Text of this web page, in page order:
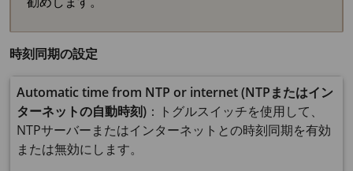
時刻同期の設定
Automatic time from NTP or internet (NTPまたはイン
ターネットの自動時刻) ：トグルスイッチを使用して、
NTPサーバーまたはインターネットとの時刻同期を有効
または無効にします。